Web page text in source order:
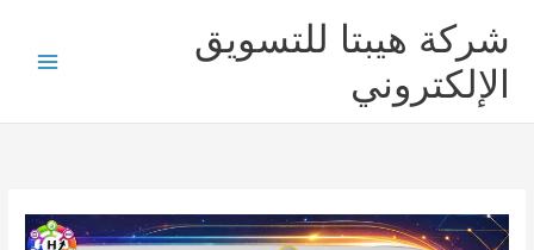
المحتوى
شركة هيبتا للتسويق
الإلكتروني